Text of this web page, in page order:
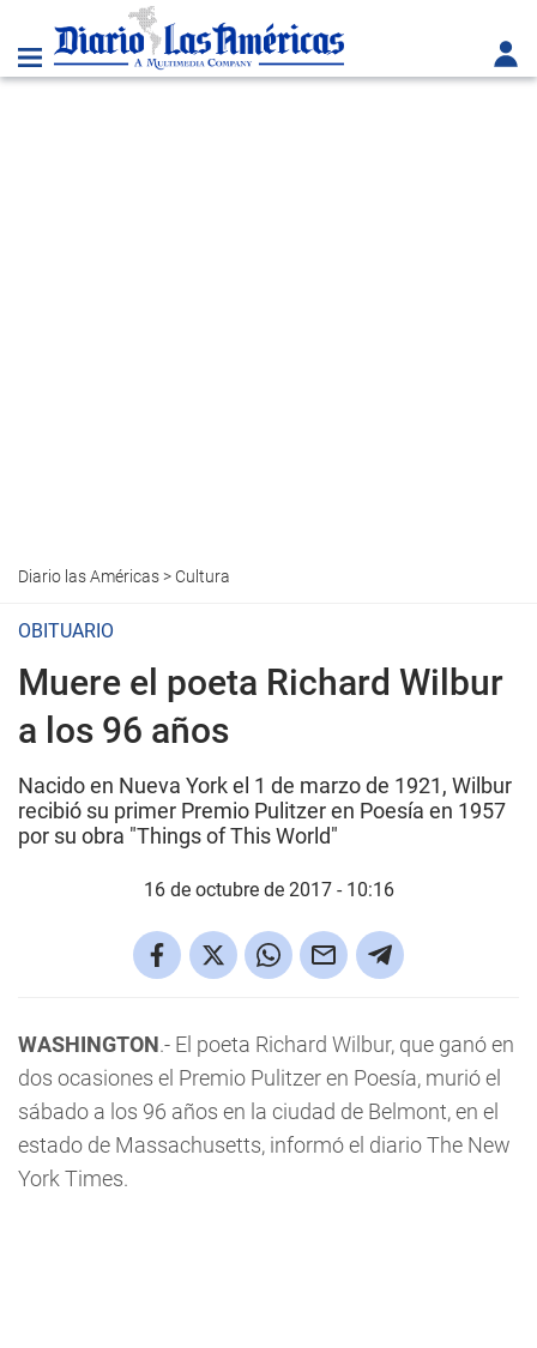
Diario las Américas> Cultura
OBITUARIO
Muere el poeta Richard Wilbur
a los 96 años
Nacido en Nueva York el 1 de marzo de 1921, Wilbur
recibió su primer Premio Pulitzer en Poesía en 1957
por su obra "Things of This World"
16 de octubre de 2017 - 10:16
WASHINGTON.- El poeta Richard Wilbur, que ganó en
dos ocasiones el Premio Pulitzer en Poesía, murió el
sábado a los 96 años en la ciudad de Belmont, en el
estado de Massachusetts, informó el diario The New
York Times.